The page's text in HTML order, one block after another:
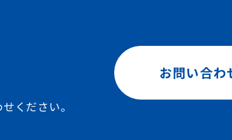
ください。
お問い合わ